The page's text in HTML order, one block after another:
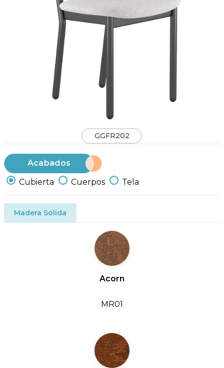
GGFR202
Acabados
Cubierta
Cuerpos Tela
Madera Sólida
Acorn
MR01